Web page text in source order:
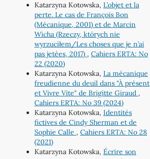
Katarzyna Kotowska, L’objet et la
perte. Le cas de François Bon
(Mécanique, 2001) et de Marcin
Wicha (Rzeczy, których nie
wyrzuciłem/Les choses que je n’ai
pas jetées, 2017) , Cahiers ERTA: No
22 (2020)
Katarzyna Kotowska, La mécanique
freudienne du deuil dans "À présent
et Vivre Vite" de Brigitte Giraud ,
Cahiers ERTA: No 39 (2024)
Katarzyna Kotowska, Identités
fictives de Cindy Sherman et de
Sophie Calle , Cahiers ERTA: No 28
(2021)
Katarzyna Kotowska, Écrire son